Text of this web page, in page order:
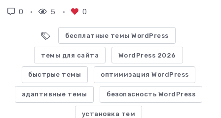
0 5 0
бесплатные темы WordPress
темы для сайта WordPress 2026
быстрые темы оптимизация WordPress
адаптивные темы безопасность WordPress
установка тем